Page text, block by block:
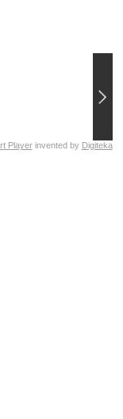
Playerinvented by Digiteka